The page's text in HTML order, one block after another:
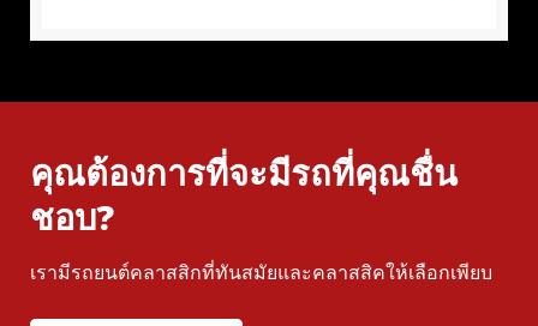
คุณต้องการที่จะมีรถที่คุณชื่น
ชอบ?
เรามีรถยนต์คลาสสิกที่ทันสมัยและคลาสสิคให้เลือกเพียบ